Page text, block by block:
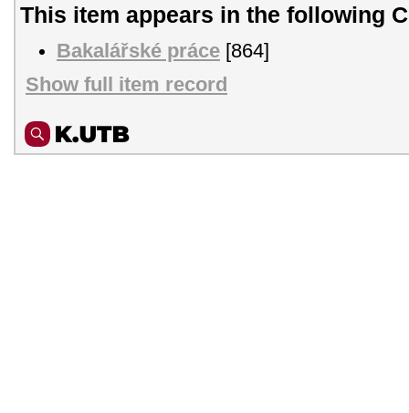
This item appears in the following
Bakalářské práce [864]
Show full item record